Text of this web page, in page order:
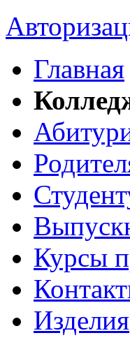
Главная
Курсы
Изделия